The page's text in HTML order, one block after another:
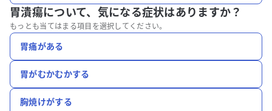
胃潰瘍について、 気になる症状はありますか？
もっとも当てはまる項目を選択してください。
胃痛がある
胃がむかむかする
胸焼けがする